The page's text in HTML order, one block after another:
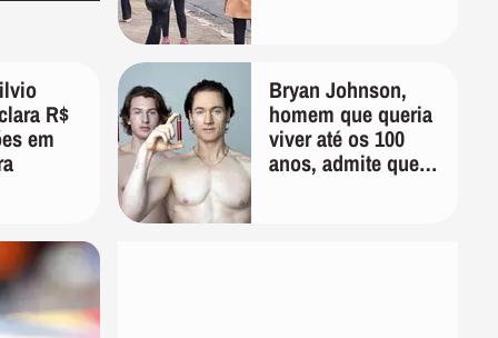
R$
em
Bryan Johnson,
homem que queria
viver até os 100
anos, admite que